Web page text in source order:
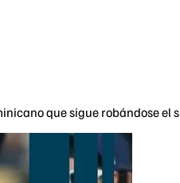
que sigue robándose el